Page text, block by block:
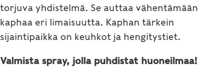
torjuva yhdistelmä. Se auttaa vähentämään
kaphaa eri limaisuutta. Kaphan tärkein
sijaintipaikka on keuhkot ja hengitystiet.
Valmista spray, jolla puhdistat huoneilmaa!